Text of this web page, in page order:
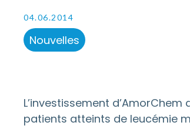
04.06.2014
Nouvelles
L’investissement
patients atteints de leucémie